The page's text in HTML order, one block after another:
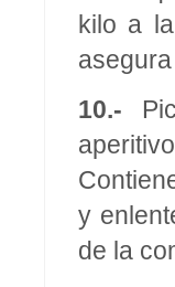
kilo a
10.-
y
de la